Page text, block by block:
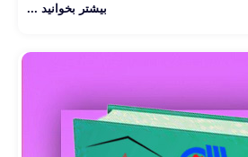
بیشتر بخوانید ...